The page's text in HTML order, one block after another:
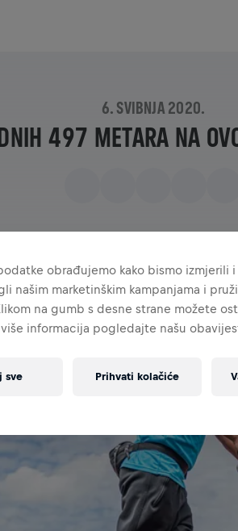
6. SVIBNJA 2020.
497 METARA NA
obrađujemo kako bismo izmjerili
našim marketinškim kampanjama i
na gumb s desne strane možete
informacija pogledajte našu
sve Prihvati kolačiće